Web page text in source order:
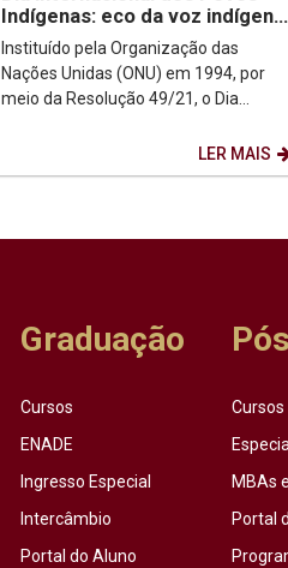
Indígenas: eco da voz indígena
no contexto urbano
Instituído pela Organização das
Nações Unidas (ONU) em 1994, por
meio da Resolução 49/21, o Dia
de agosto) firma-se como...LER MAIS
Graduação
Cursos
ENADE
Ingresso Especial
Intercâmbio
Portal do Aluno
Cursos
MBAs
Portal